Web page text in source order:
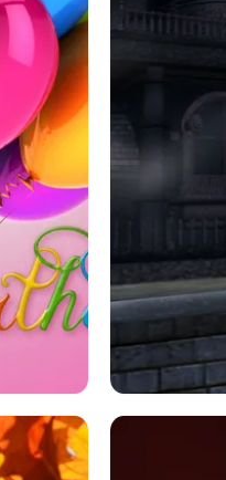
ラフル ハロウィン